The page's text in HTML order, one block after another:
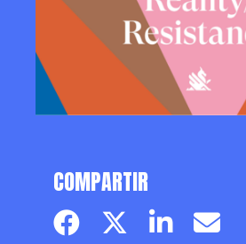
COMPARTIR
Facebook pageTwitter page
LinkedinEmail